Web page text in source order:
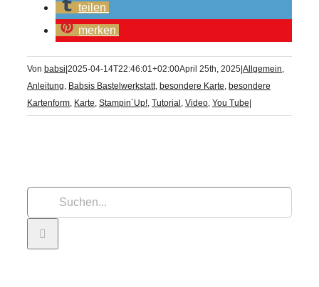
teilen
merken
Von babsi|2025-04-14T22:46:01+02:00April 25th, 2025|Allgemein
Anleitung Babsis Bastelwerkstatt, besondere Karte besondere
Kartenform Karte Stampin´Up! Tutorial Video You Tube|
nach: